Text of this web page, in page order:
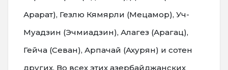
Арарат), Гезлю Кямярли (Мецамор), Уч-
Муадзин (Эчмиадзин), Алагез (Арагац),
Гейча (Севан), Арпачай (Ахурян) и сотен
других. Во всех этих азербайджанских